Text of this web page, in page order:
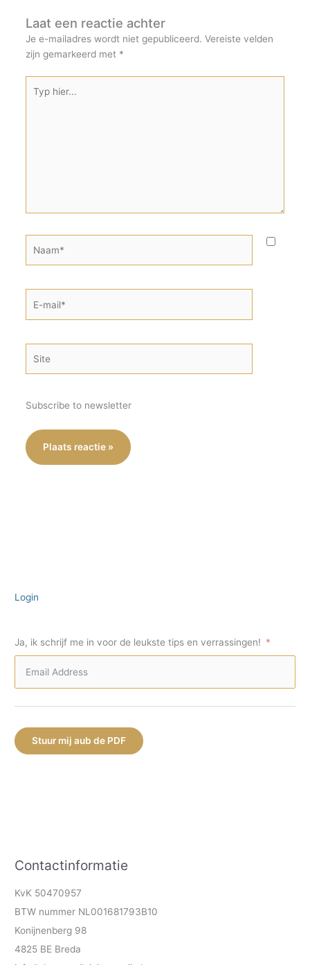
Laat een reactie achter
Je e-mailadres wordt niet gepubliceerd. Vereiste velden
zijn gemarkeerd met *
hier...
mail*
Subscribe to newsletter
Login
Ja, ik schrijf me in voor de leukste tips en verrassingen!
Stuur mij aub de PDF
Contactinformatie
KvK 50470957
BTW nummer NL001681793B10
Konijnenberg 98
4825 BE Breda